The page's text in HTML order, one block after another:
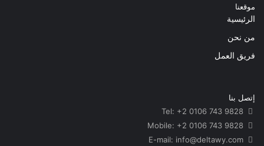
موقعنا
الرئيسية
من نحن
فريق العمل
إتصل بنا
info@deltawy.com